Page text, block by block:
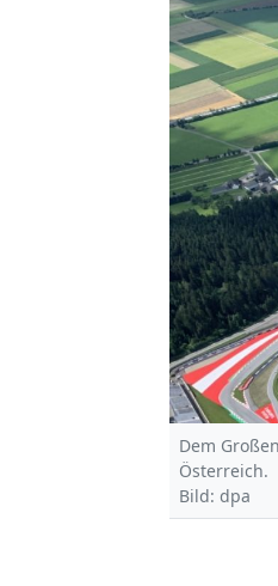
Dem
Österreich.
Bild: dpa